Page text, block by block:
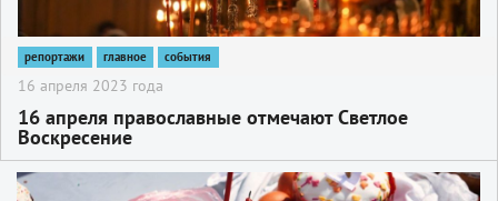
репортажи главное события
16 апреля 2023 года
16 апреля православные отмечают Светлое
Воскресение
2